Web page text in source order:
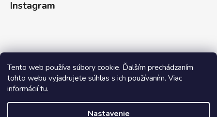
Tento web používa súbory cookie. Ďalším prechádzaním
tohto webu vyjadrujete súhlas s ich používaním. Viac
informáciítu.
Nastavenie
Instagram
Sledovať na Instagrame